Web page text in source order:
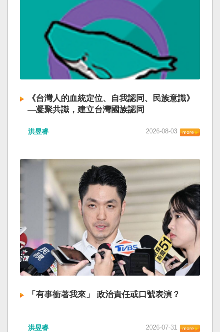
《台灣人的血統定位、自我認同、民族意識》
—凝聚共識，建立台灣國族認同
洪昱睿 2026-08-03
「有事衝著我來」 政治責任或口號表演？
洪昱睿 2026-07-31